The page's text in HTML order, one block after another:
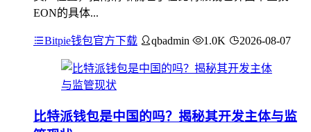
EON的具体...
Bitpie钱包官方下载 qbadmin 1.0K 2026-08-07
比特派钱包是中国的吗？揭秘其开发主体与监